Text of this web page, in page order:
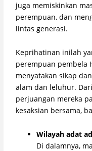
juga memiskinkan
perempuan, dan
lintas generasi.
Keprihatinan inilah
perempuan pembela
menyatakan sikap
alam dan leluhur.
perjuangan mereka
kesaksian bersama,
Wilayah adat
Di dalamnya,